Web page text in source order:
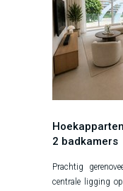
2 badkamers
Prachtig
centrale ligging